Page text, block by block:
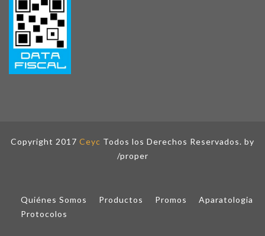
Copyright 2017 Ceyc Todos los Derechos Reservados. by
/proper
Quiénes Somos Productos Promos
Aparatologia
Protocolos